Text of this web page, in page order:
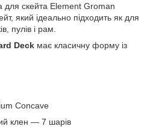
для скейта Element Groman
який ідеально підходить як для
пулів і рам.
Deck має класичну форму із
Concave
клен — 7 шарів